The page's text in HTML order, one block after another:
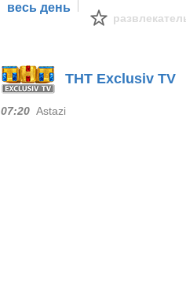
весь день
ТНТ Exclusiv TV
07:20 Astazi